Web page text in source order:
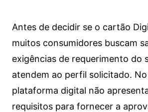
Antes de decidir se o cartão
muitos consumidores buscam
exigências de requerimento do
atendem ao perfil solicitado.
plataforma digital não
requisitos para fornecer a